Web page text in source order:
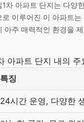
차 아파트 단지는 다양
이루어진 이 아파트
주 매력적인 환경을
아파트 단지 내의
특징
24시간 운영, 다양한